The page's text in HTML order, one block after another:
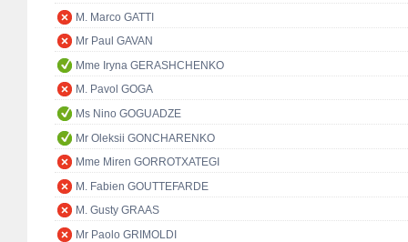
M. Marco GATTI
Mr Paul GAVAN
Mme Iryna GERASHCHENKO
M. Pavol GOGA
Ms Nino GOGUADZE
Mr Oleksii GONCHARENKO
Mme Miren GORROTXATEGI
M. Fabien GOUTTEFARDE
M. Gusty GRAAS
Mr Paolo GRIMOLDI